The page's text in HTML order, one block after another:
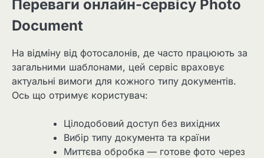
Переваги онлайн-сервісу Photo
Document
На відміну від фотосалонів, де часто працюють за
загальними шаблонами, цей сервіс враховує
актуальні вимоги для кожного типу документів.
Ось що отримує користувач:
Цілодобовий доступ без вихідних
Вибір типу документа та країни
Миттєва обробка — готове фото через